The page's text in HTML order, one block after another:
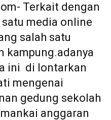
Terkait dengan
media online
salah satu
kampung.adanya
ini di lontarkan
mengenai
gedung sekolah
anggaran